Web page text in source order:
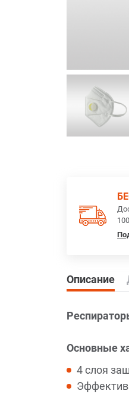
Описание
Основные
4 слоя